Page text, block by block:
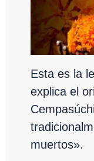
Esta es la
explica el
muertos».